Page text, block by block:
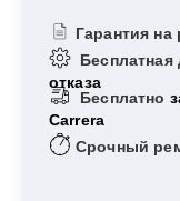
Гарантия на
Бесплатная
отказа
Бесплатно
Carrera
Срочный